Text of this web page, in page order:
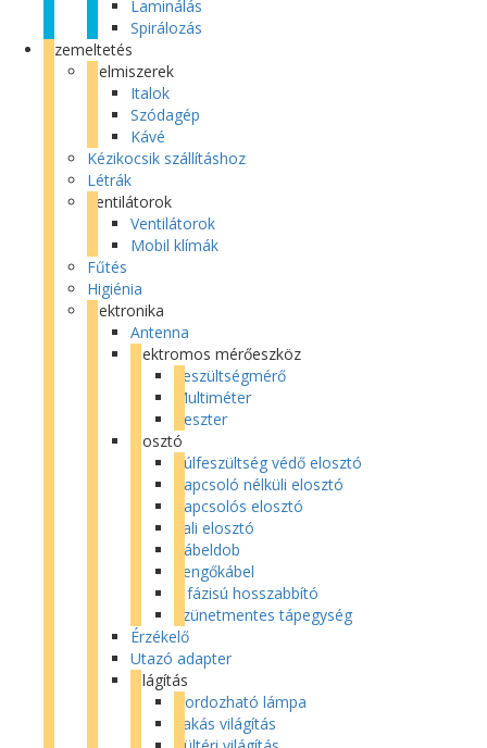
Laminálás
Spirálozás
Üzemeltetés
Élelmiszerek
Italok
Szódagép
Kávé
Kézikocsik szállításhoz
Létrák
Ventilátorok
Ventilátorok
Mobil klímák
Fűtés
Higiénia
Elektronika
Antenna
Elektromos mérőeszköz
Feszültségmérő
Multiméter
Teszter
Elosztó
Túlfeszültség védő elosztó
Kapcsoló nélküli elosztó
Kapcsolós elosztó
Fali elosztó
Kábeldob
Lengőkábel
3 fázisú hosszabbító
Szünetmentes tápegység
Érzékelő
Utazó adapter
Világítás
Hordozható lámpa
Lakás világítás